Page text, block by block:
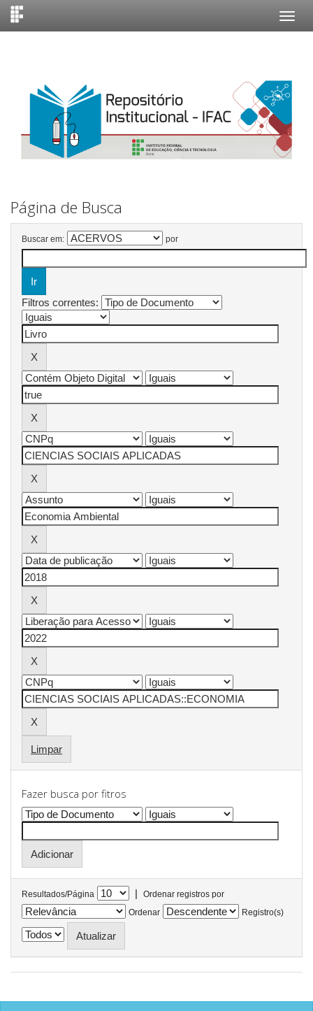
Página de Busca
Buscar em: por
Filtros correntes:
Limpar
Fazer busca por fitros
Resultados/Página |
Ordenar registros por
Ordenar
Registro(s)